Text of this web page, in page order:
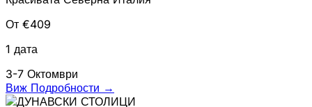
От €409
1 дата
3-7 Октомври
Виж Подробности →